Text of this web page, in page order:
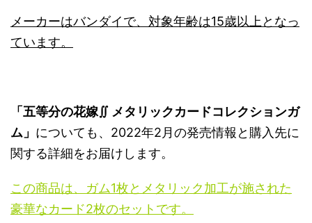
メーカーはバンダイで、対象年齢は15歳以上となっ
ています。
「五等分の花嫁∬ メタリックカードコレクションガ
ム」 についても、2022年2月の発売情報と購入先に
関する詳細をお届けします。
この商品は、ガム1枚とメタリック加工が施された
豪華なカード2枚のセットです。